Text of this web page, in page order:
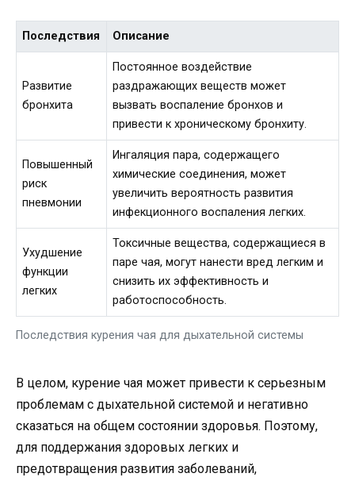
Последствия курения чая для дыхательной системы
Последствия Описание
Развитие
бронхита
Постоянное воздействие
раздражающих веществ может
вызвать воспаление бронхов и
привести к хроническому бронхиту.
Повышенный
риск
пневмонии
Ингаляция пара, содержащего
химические соединения, может
увеличить вероятность развития
инфекционного воспаления легких.
Ухудшение
функции
легких
Токсичные вещества, содержащиеся в
паре чая, могут нанести вред легким и
снизить их эффективность и
работоспособность.
В целом, курение чая может привести к серьезным
проблемам с дыхательной системой и негативно
сказаться на общем состоянии здоровья. Поэтому,
для поддержания здоровых легких и
предотвращения развития заболеваний,